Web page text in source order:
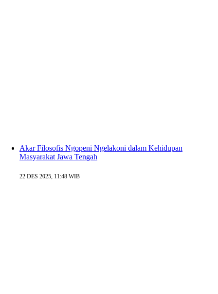
Akar Filosofis Ngopeni Ngelakoni dalam Kehidupan
Masyarakat Jawa Tengah
22 DES 2025, 11:48 WIB